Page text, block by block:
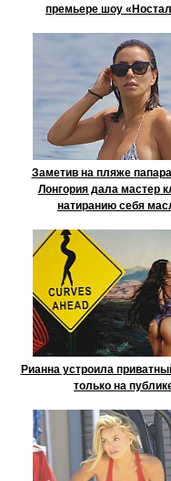
премьере шоу
Заметив на пляже
Лонгория дала мастер
натиранию себя
Рианна устроила
только на